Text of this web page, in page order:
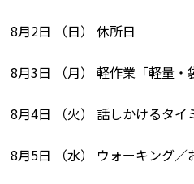
8月2日 （日） 休所日
8月3日 （月） 軽作業「軽量・
8月4日 （火） 話しかけるタイ
8月5日 （水） ウォーキング／